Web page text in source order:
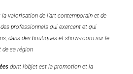
la valorisation de l’art contemporain et de
des professionnels qui exercent et qui
dans des boutiques et show-room sur le
sa région
dont l’objet est la promotion et la